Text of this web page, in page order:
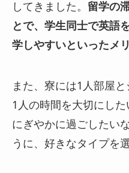
してきました。 留学の
とで、学生同士で英語
学しやすいといったメ
また、寮には1人部屋と
1人の時間を大切にし
にぎやかに過ごしたい
うに、好きなタイプを